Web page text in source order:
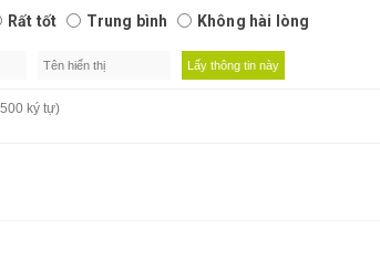
Rất tốt Trung bình Không hài lòng